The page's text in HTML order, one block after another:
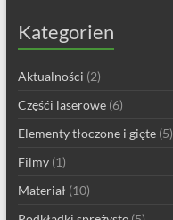
Kategorien
Aktualności (2)
Częśći laserowe(6)
Elementy tłoczone i gięte(5)
Filmy(1)
Materiał (10)